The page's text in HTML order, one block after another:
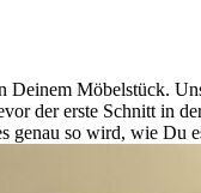
Möbelstück.
der erste Schnitt in
genau so wird, wie Du